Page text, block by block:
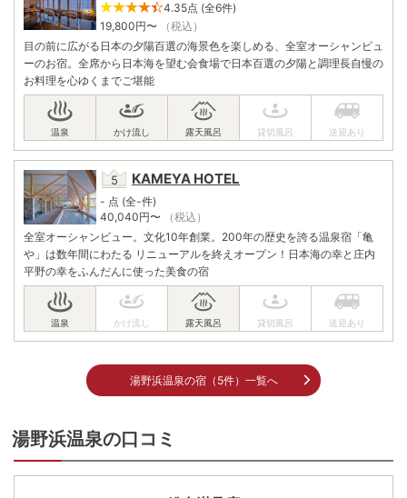
4.35点 (全6件)
19,800円〜
（税込）
目の前に広がる日本の夕陽百選の海景色を楽しめる、全室オーシャンビュ
ーのお宿。全席から日本海を望む会食場で日本百選の夕陽と調理長自慢の
お料理を心ゆくまでご堪能
KAMEYA HOTEL
- 点 (全-件)
40,040円〜
（税込）
全室オーシャンビュー。文化10年創業。200年の歴史を誇る温泉宿「亀
や」は数年間にわたる リニューアルを終えオープン！日本海の幸と庄内
平野の幸をふんだんに使った美食の宿
湯野浜温泉の宿（5件）一覧へ
湯野浜温泉の口コミ